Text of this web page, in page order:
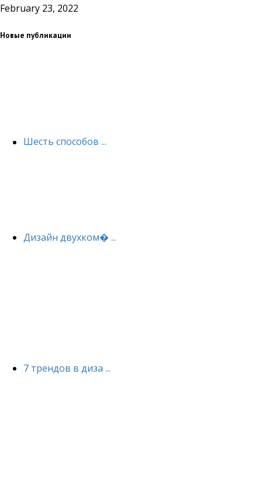
February 23, 2022
Новые публикации
Шесть способов ...
Дизайн двухком� ...
7 трендов в диза ...